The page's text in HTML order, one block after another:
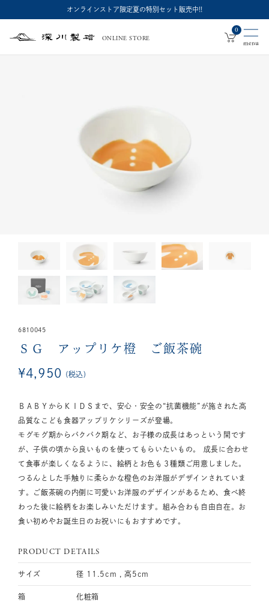
オンラインストア限定夏の特別セット販売中!!
深
ONLINE STORE
0
6810045
ＳＧ アップリケ橙 ご飯茶碗
¥4,950 税込
ＢＡＢＹからＫＩＤＳまで、安心・安全の“抗菌機能”が施された高
品質なこども食器アップリケシリーズが登場。
モグモグ期からパクパク期など、お子様の成長はあっという間です
が、子供の頃から良いものを使ってもらいたいもの。 成長に合わせ
て食事が楽しくなるように、絵柄とお色も３種類ご用意しました。
つるんとした手触りに柔らかな橙色のお洋服がデザインされていま
す。ご飯茶碗の内側に可愛いお洋服のデザインがあるため、食べ終
わった後に絵柄をお楽しみいただけます。組み合わも自由自在。お
食い初めやお誕生日のお祝いにもおすすめです。
PRODUCT DETAILS
サイズ 径 11.5cm , 高5cm
箱 化粧箱